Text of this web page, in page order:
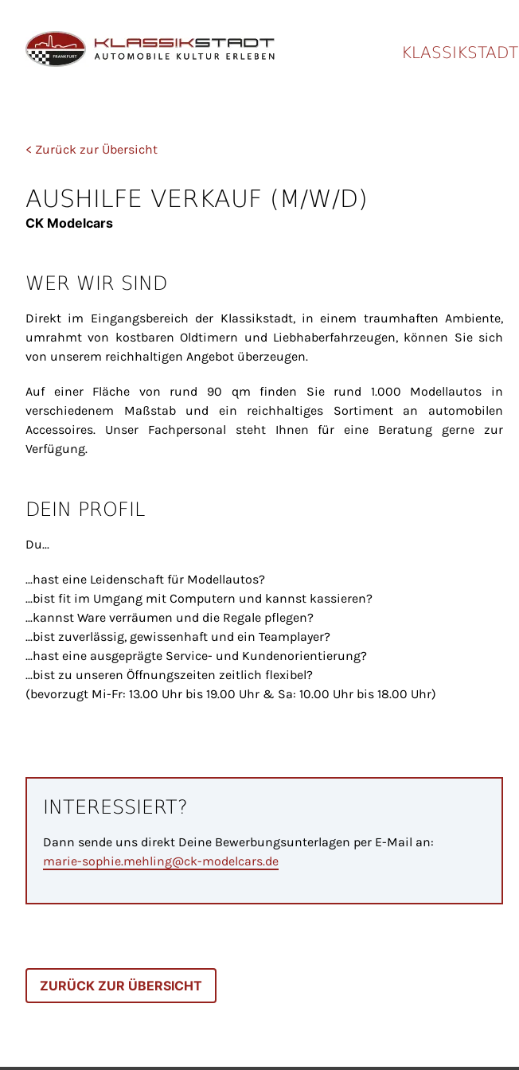
KLASSIKSTADT
< Zurück zur Übersicht
AUSHILFE VERKAUF (M/W/D)
CK Modelcars
WER WIR SIND
Direkt im Eingangsbereich der Klassikstadt, in einem traumhaften Ambiente,
umrahmt von kostbaren Oldtimern und Liebhaberfahrzeugen, können Sie sich
von unserem reichhaltigen Angebot überzeugen.
Auf einer Fläche von rund 90 qm finden Sie rund 1.000 Modellautos in
verschiedenem Maßstab und ein reichhaltiges Sortiment an automobilen
Accessoires. Unser Fachpersonal steht Ihnen für eine Beratung gerne zur
Verfügung.
DEIN PROFIL
Du...
...hast eine Leidenschaft für Modellautos?
...bist fit im Umgang mit Computern und kannst kassieren?
...kannst Ware verräumen und die Regale pflegen?
...bist zuverlässig, gewissenhaft und ein Teamplayer?
...hast eine ausgeprägte Service- und Kundenorientierung?
...bist zu unseren Öffnungszeiten zeitlich flexibel?
(bevorzugt Mi-Fr: 13.00 Uhr bis 19.00 Uhr & Sa: 10.00 Uhr bis 18.00 Uhr)
INTERESSIERT?
Dann sende uns direkt Deine Bewerbungsunterlagen per E-Mail an:
marie-sophie.mehling@ck-modelcars.de
ZURÜCK ZUR ÜBERSICHT